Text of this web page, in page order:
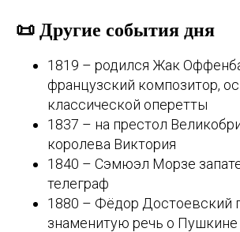
📜 Другие события дня
1819 – родился Жак
французский композитор,
классической оперетты
1837 – на престол
королева Виктория
1840 – Сэмюэл Морзе
телеграф
1880 – Фёдор Достоевский
знаменитую речь о Пушкине